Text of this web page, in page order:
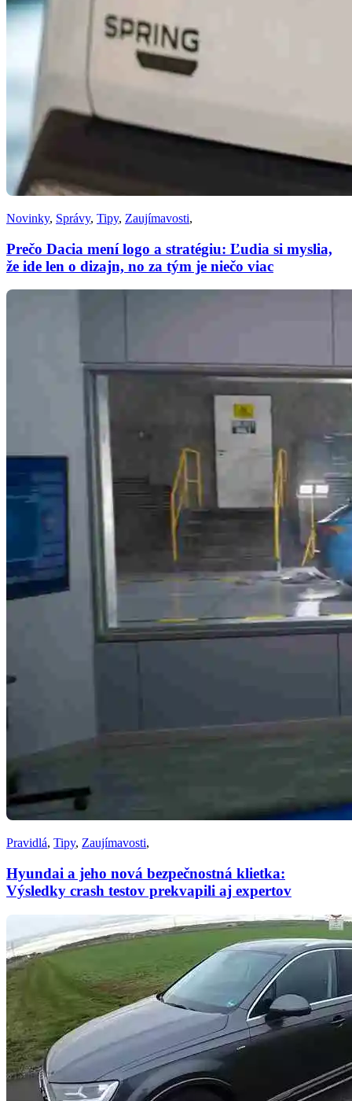
Novinky, Správy, Tipy, Zaujímavosti,
Prečo Dacia mení logo a stratégiu: Ľudia si myslia,
že ide len o dizajn, no za tým je niečo viac
Pravidlá, Tipy, Zaujímavosti,
Hyundai a jeho nová bezpečnostná klietka:
Výsledky crash testov prekvapili aj expertov